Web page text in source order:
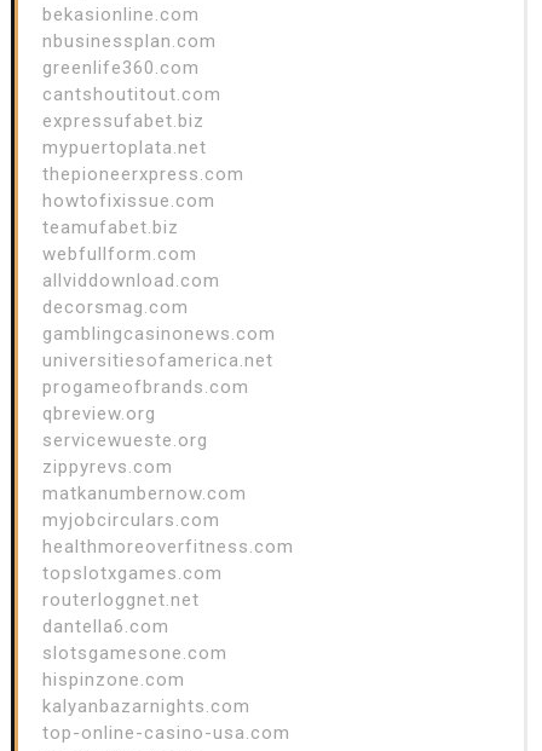
bekasionline.com
nbusinessplan.com
greenlife360.com
cantshoutitout.com
expressufabet.biz
mypuertoplata.net
thepioneerxpress.com
howtofixissue.com
teamufabet.biz
webfullform.com
allviddownload.com
decorsmag.com
gamblingcasinonews.com
universitiesofamerica.net
progameofbrands.com
qbreview.org
servicewueste.org
zippyrevs.com
matkanumbernow.com
myjobcirculars.com
healthmoreoverfitness.com
topslotxgames.com
routerloggnet.net
dantella6.com
slotsgamesone.com
hispinzone.com
kalyanbazarnights.com
top-online-casino-usa.com